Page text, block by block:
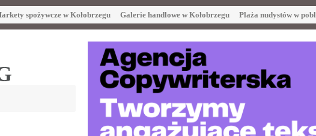
spożywcze w Kołobrzegu Galerie handlowe w Kołobrzegu Plaża nudystów w